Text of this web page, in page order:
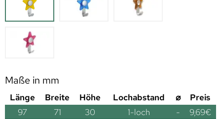
Maße in mm
Länge Breite Höhe Lochabstand ⌀
Preis
97
71 30 1-loch - 9,69€